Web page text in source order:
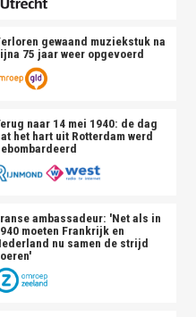
gewaand muziekstuk na
75 jaar weer opgevoerd
naar 14 mei 1940: de dag
het hart uit Rotterdam werd
ambassadeur: 'Net als in
moeten Frankrijk en
nu samen de strijd